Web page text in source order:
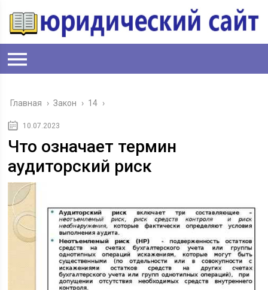
Главная › Закон › 14 ›
10.07.2023
Что означает термин
аудиторский риск